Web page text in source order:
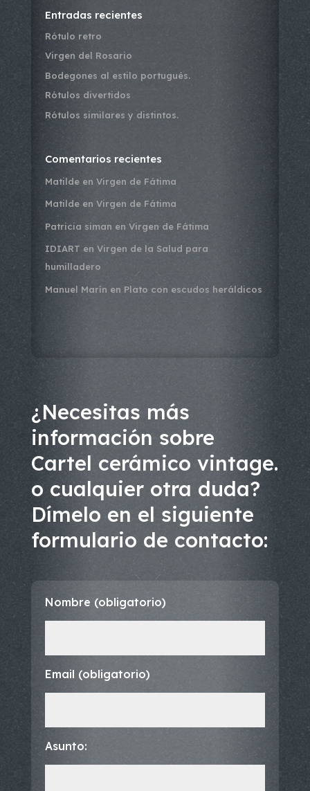
Entradas recientes
Rótulo retro
Virgen del Rosario
Bodegones al estilo portugués.
Rótulos divertidos
Rótulos similares y distintos.
Comentarios recientes
Matildeen Virgen de Fátima
Matildeen Virgen de Fátima
Patricia siman en Virgen de Fátima
IDIART en Virgen de la Salud para
humilladero
Manuel Marín en Plato con escudos heráldicos
¿Necesitas más
información sobre
Cartel cerámico vintage.
o cualquier otra duda?
Dímelo en el siguiente
formulario de contacto:
Nombre (obligatorio)
Email (obligatorio)
Asunto: